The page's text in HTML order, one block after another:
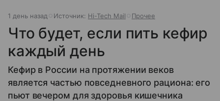
1 день назад Источник: Hi-Tech Mail Прочее
Что будет, если пить кефир
каждый день
Кефир в России на протяжении веков
является частью повседневного рациона: его
пьют вечером для здоровья кишечника